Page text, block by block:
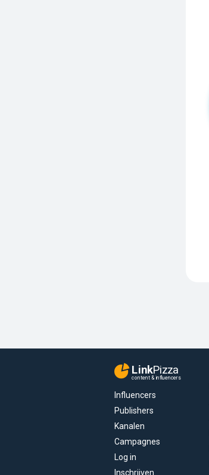
LinkPizza
content & influencers
Influencers
Publishers
Kanalen
Campagnes
Log in
Inschrijven